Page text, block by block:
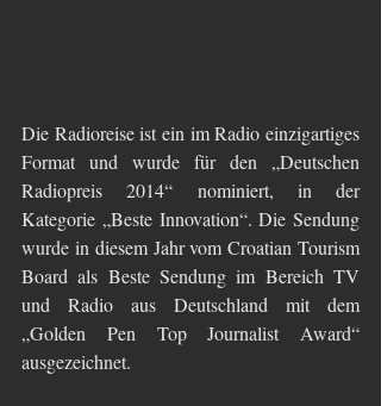
Die Radioreise ist ein im Radio einzigartiges
Format und wurde für den „Deutschen
Radiopreis 2014“ nominiert, in der
Kategorie „Beste Innovation“. Die Sendung
wurde in diesem Jahr vom Croatian Tourism
Board als Beste Sendung im Bereich TV
und Radio aus Deutschland mit dem
„Golden Pen Top Journalist Award“
ausgezeichnet.